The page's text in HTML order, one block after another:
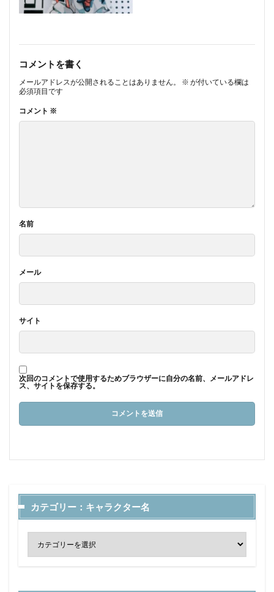
コメントを書く
メールアドレスが公開されることはありません。 ※ が付いている欄は
必須項目です
コメント ※
名前
メール
サイト
次回のコメントで使用するためブラウザーに自分の名前、メールアドレ
ス、サイトを保存する。
カテゴリー：キャラクター名